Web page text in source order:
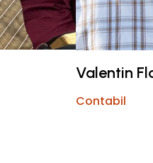
Valentin
Contabil